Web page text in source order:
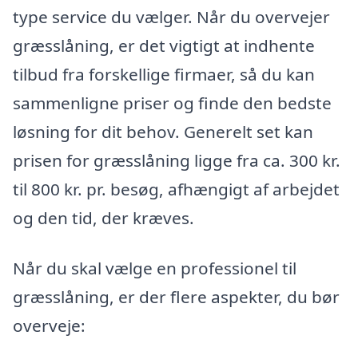
type service du vælger. Når du overvejer
græsslåning, er det vigtigt at indhente
tilbud fra forskellige firmaer, så du kan
sammenligne priser og finde den bedste
løsning for dit behov. Generelt set kan
prisen for græsslåning ligge fra ca. 300 kr.
til 800 kr. pr. besøg, afhængigt af arbejdet
og den tid, der kræves.
Når du skal vælge en professionel til
græsslåning, er der flere aspekter, du bør
overveje: